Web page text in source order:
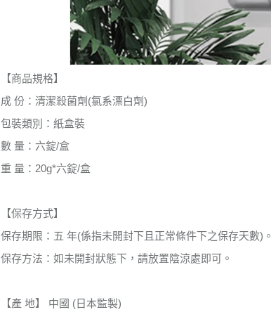
【商品規格】
成 份：清潔殺菌劑(氯系漂白劑)
包裝類別：紙盒裝
數 量：六錠/盒
重 量：20g*六錠/盒
【保存方式】
保存期限：五 年(係指未開封下且正常條件下之保存天數)。
保存方法：如未開封狀態下，請放置陰涼處即可。
【產 地】 中國 (日本監製)